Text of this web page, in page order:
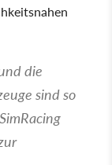
die
sind so